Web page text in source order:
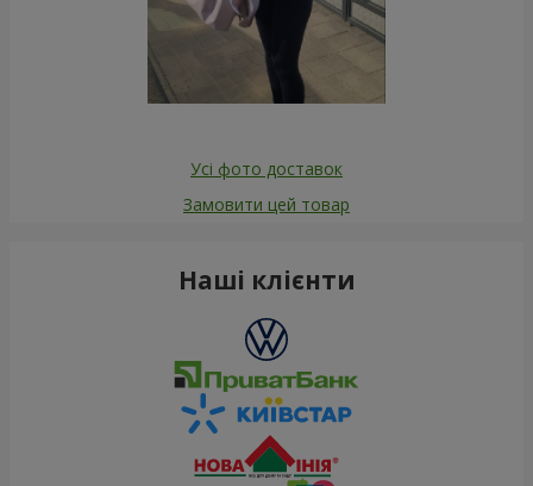
Усі фото доставок
Замовити цей товар
Наші клієнти